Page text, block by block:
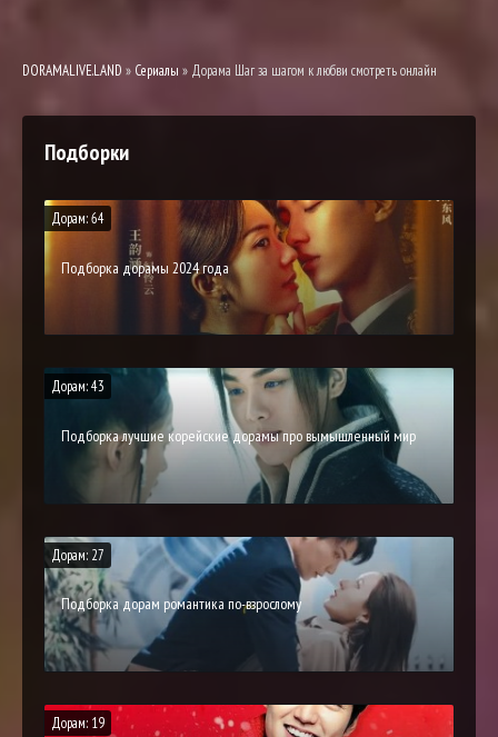
DORAMALIVE.LAND » Сериалы » Дорама Шаг за шагом к любви смотреть онлайн
Подборки
Дорам: 64
Подборка дорамы 2024 года
Дорам: 43
Подборка лучшие корейские дорамы про вымышленный мир
Дорам: 27
Подборка дорам романтика по-взрослому
Дорам: 19